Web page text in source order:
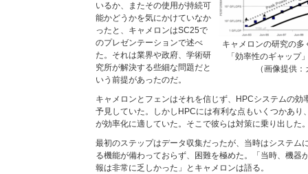
キャメロンの研究の
「効率性のギャップ
（画像提供
いるか、またその使用が持続可
能かどうかを気にかけていなか
ったと、キャメロンはSC25で
のプレゼンテーションで述べ
た。それは業界や政府、学術研
究所が解決する些細な問題だと
いう前提があったのだ。
キャメロンとフェンはそれを信じず、HPCシステムの効
予見していた。しかしHPCには有利な点もいくつかあり
が効率化に適していた。そこで彼らは対策に乗り出した
最初のステップはデータ収集だったが、当時はシステム
る機能が備わっておらず、困難を極めた。「当時、機器
報は非常に乏しかった」とキャメロンは語る。